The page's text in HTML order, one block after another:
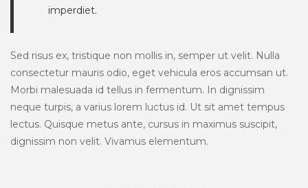
imperdiet.
Sed risus ex, tristique non mollis in, semper ut velit. Nulla
consectetur mauris odio, eget vehicula eros accumsan ut.
Morbi malesuada id tellus in fermentum. In dignissim
neque turpis, a varius lorem luctus id. Ut sit amet tempus
lectus. Quisque metus ante, cursus in maximus suscipit,
dignissim non velit. Vivamus elementum.